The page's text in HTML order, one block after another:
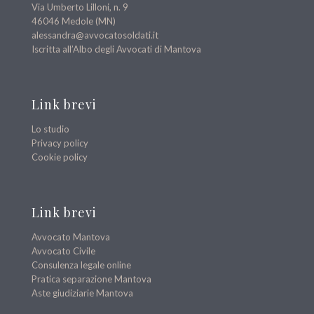
Via Umberto Lilloni, n. 9
46046 Medole (MN)
alessandra@avvocatosoldati.it
Iscritta all’Albo degli Avvocati di Mantova
Link brevi
Lo studio
Privacy policy
Cookie policy
Link brevi
Avvocato Mantova
Avvocato Civile
Consulenza legale online
Pratica separazione Mantova
Aste giudiziarie Mantova